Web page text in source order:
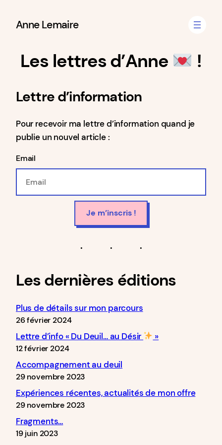
Anne Lemaire
Les lettres d’Anne !
Lettre d’information
Pour recevoir ma lettre d’information quand je
publie un nouvel article :
Email
Les dernières éditions
Plus de détails sur mon parcours
26 février 2024
Lettre d’info « Du Deuil… au Désir »
12 février 2024
Accompagnement au deuil
29 novembre 2023
Expériences récentes, actualités de mon offre
29 novembre 2023
Fragments…
19 juin 2023